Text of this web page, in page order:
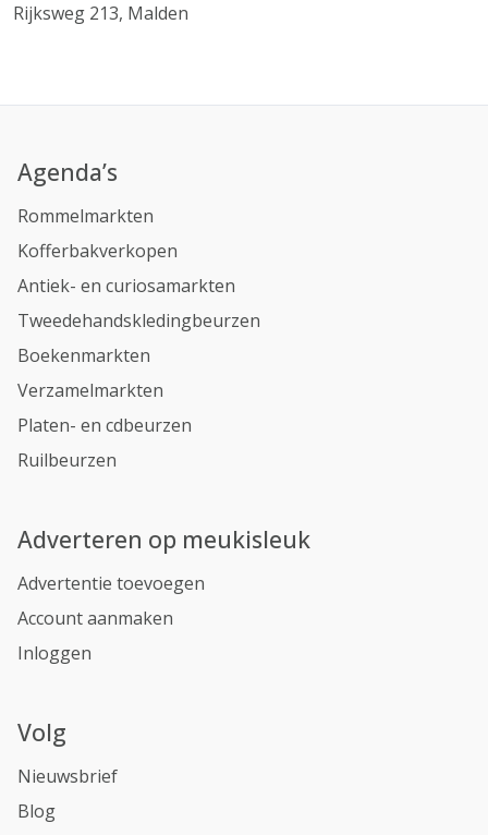
Rijksweg 213, Malden
Agenda’s
Rommelmarkten
Kofferbakverkopen
Antiek- en curiosamarkten
Tweedehandskledingbeurzen
Boekenmarkten
Verzamelmarkten
Platen- en cdbeurzen
Ruilbeurzen
Adverteren op meukisleuk
Advertentie toevoegen
Account aanmaken
Inloggen
Volg
Nieuwsbrief
Blog